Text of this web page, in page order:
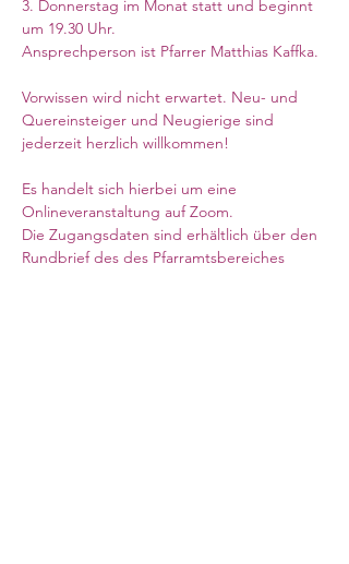
3. Donnerstag im Monat statt und beginnt
um 19.30 Uhr.
Ansprechperson ist Pfarrer Matthias Kaffka.
Vorwissen wird nicht erwartet. Neu- und
Quereinsteiger und Neugierige sind
jederzeit herzlich willkommen!
Es handelt sich hierbei um eine
Onlineveranstaltung auf Zoom.
Die Zugangsdaten sind erhältlich über den
Rundbrief des des Pfarramtsbereiches